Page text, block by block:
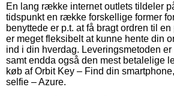
En lang række internet outlets tildeler
tidspunkt en række forskellige former
benyttede er p.t. at få bragt ordren til
er meget fleksibelt at kunne hente din
ind i din hverdag. Leveringsmetoden
samt endda også den mest betalelige
køb af Orbit Key – Find din
selfie – Azure.